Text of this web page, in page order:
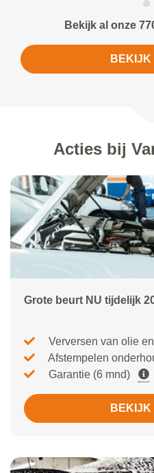
Bekijk al onze
BEKIJK
Acties bij
Grote beurt NU tijdelijk
Verversen van olie
Afstempelen
Garantie (6 mnd)
BEKIJK